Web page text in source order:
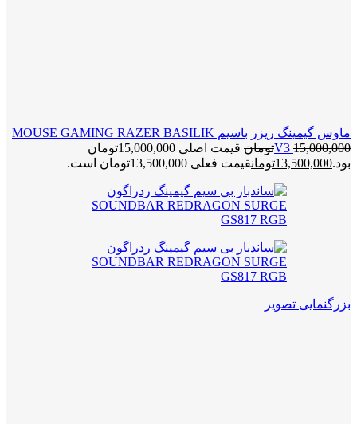
ماوس گیمینگ ریزر باسیم MOUSE GAMING RAZER BASILIK
V3 15,000,000 تومان
قیمت اصلی 15,000,000تومان
بود.13,500,000تومانقیمت فعلی 13,500,000تومان است.
بزرگنمایی تصویر